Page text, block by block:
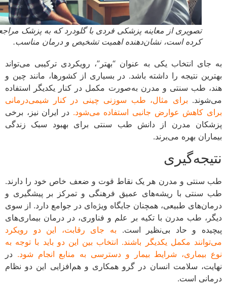
تصویری از معاینه پزشکی فردی با گلودرد که به پزشک مراجعه
کرده است، نشان‌دهنده اهمیت تشخیص و درمان مناسب.
انتخاب یکی به عنوان “بهتر”، رویکردی ترکیبی می‌تواند
نتیجه را داشته باشد. در بسیاری از کشورها، مانند چین و
طب سنتی و مدرن به‌صورت مکمل در کنار یکدیگر استفاده
برای مثال، طب سوزنی چینی در کنار شیمی‌درمانی
کاهش عوارض جانبی استفاده می‌شود.در ایران نیز، برخی
مدرن از دانش طب سنتی برای بهبود سبک زندگی
بهره می‌برند.
و مدرن هر یک نقاط قوت و ضعف خاص خود را دارند.
با ریشه‌های عمیق فرهنگی و تمرکز بر پیشگیری و
طبیعی، همچنان جایگاه ویژه‌ای در جوامع دارد. از سوی
طب مدرن با تکیه بر علم و فناوری، در درمان بیماری‌های
و حاد بی‌نظیر است.به جای رقابت، این دو رویکرد
مکمل یکدیگر باشند. انتخاب بین این دو باید با توجه به
بیماری، شرایط بیمار و دسترسی به منابع انجام شود.در
سلامت انسان در گرو همکاری و هم‌افزایی این دو نظام
است.